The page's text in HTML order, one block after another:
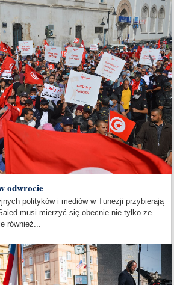
odwrocie
polityków i mediów w Tunezji przybierają
musi mierzyć się obecnie nie tylko ze
również...